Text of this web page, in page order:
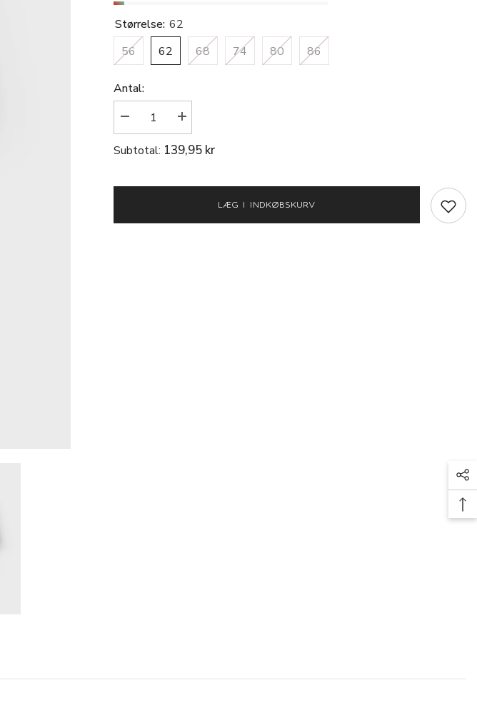
Størrelse: 62
56
62 68 74 80 86
Antal:
Reducer
antallet
Lil
Gago
Øg
antallet
for
Lil
Gago
Langærmet
Subtotal: 139,95 kr
LÆG I INDKØBSKURV